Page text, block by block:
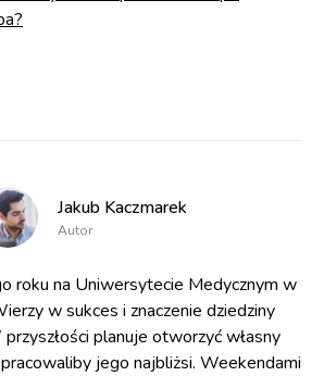
Jakub Kaczmarek
Autor
roku na Uniwersytecie Medycznym w
w sukces i znaczenie dziedziny
planuje otworzyć własny
jego najbliżsi. Weekendami